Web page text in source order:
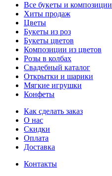
Все букеты и композиции
Хиты продаж
Цветы
Букеты из роз
Букеты цветов
Композиции из цветов
Розы в колбах
Свадебный каталог
Открытки и шарики
Мягкие игрушки
Конфеты
Как сделать заказ
О нас
Скидки
Оплата
Доставка
Контакты